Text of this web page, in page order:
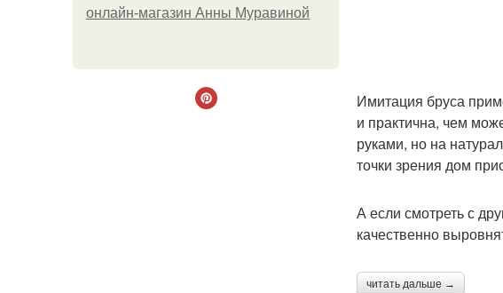
онлайн-магазин Анны Муравиной
Имитация бруса
и практична, чем
руками, но на
точки зрения дом
А если смотреть с
качественно
читать дальше →